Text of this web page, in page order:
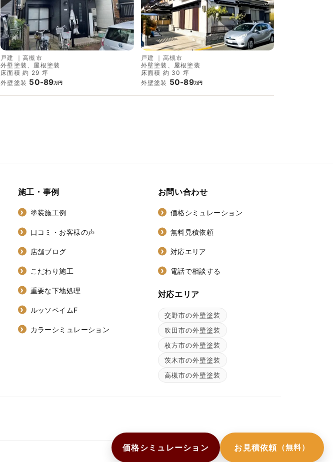
戸建 ｜高槻市
外壁塗装、屋根塗装
床面積 約 29 坪
外壁塗装 50-89万円
戸建 ｜ 高槻市
外壁塗装、屋根塗装
床面積 約 30 坪
外壁塗装 50-89万円
価格シミュレーション お見積依頼 （無料）
施工・事例
塗装施工例
口コミ・お客様の声
店舗ブログ
こだわり施工
重要な下地処理
ルッソペイムF
カラーシミュレーション
お問い合わせ
価格シミュレーション
無料見積依頼
対応エリア
電話で相談する
対応エリア
交野市の外壁塗装
吹田市の外壁塗装
枚方市の外壁塗装
茨木市の外壁塗装
高槻市の外壁塗装
店舗トップへ